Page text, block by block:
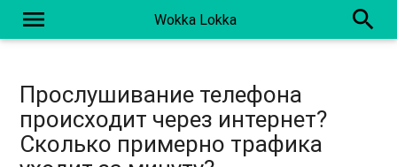
menu Wokka Lokka search
Прослушивание телефона
происходит через интернет?
Сколько примерно трафика